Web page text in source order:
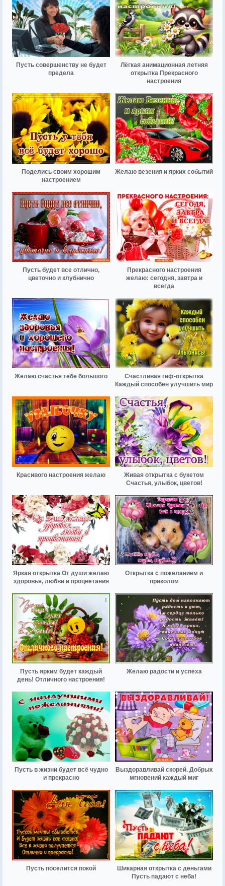
Пусть совершенству не будет
предела
Лёгкая анимационная летняя
открытка Прекрасного
настроения
Поделись своим хорошим
настроением
Желаю везения и ярких событий
Пусть будет все отлично,
цветочно и клубнично
Прекрасного настроения
желаю: сегодня, завтра и
всегда
Желаю счастья тебе большого
Счастливая гиф-открытка
Каждый способен улучшить мир
Красивого настроения желаю
Живая открытка с букетом
Счастья, улыбок, цветов!
Яркая открытка От души желаю
здоровья, любви и процветания
Открытка с пожеланием и
приколом
Пусть ярким будет каждый
день! Отличного настроения!
Желаю радости и успеха
Пусть в жизни будет всё чудно
и прекрасно
Выздоравливай скорей. Добрых
мгновений каждый миг
Пусть поселится покой
Шикарная открытка с деньгами
Пусть падают с неба!